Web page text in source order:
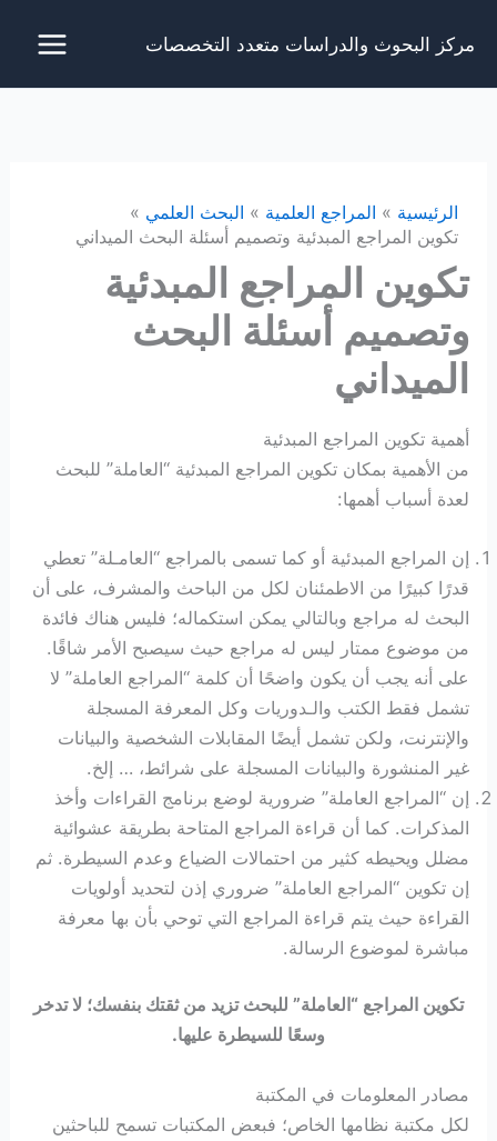
مركز البحوث والدراسات متعدد التخصصات
الرئيسية المراجع العلمية
البحث العلمي
تكوين المراجع المبدئية وتصميم أسئلة البحث الميداني
تكوين المراجع المبدئية
وتصميم أسئلة البحث
الميداني
أهمية تكوين المراجع المبدئية
من الأهمية بمكان تكوين المراجع المبدئية “العاملة” للبحث
لعدة أسباب أهمها:
إن المراجع المبدئية أو كما تسمى بالمراجع “العامـلة” تعطي
قدرًا كبيرًا من الاطمئنان لكل من الباحث والمشرف، على أن
البحث له مراجع وبالتالي يمكن استكماله؛ فليس هناك فائدة
من موضوع ممتار ليس له مراجع حيث سيصبح الأمر شاقًا.
على أنه يجب أن يكون واضحًا أن كلمة “المراجع العاملة” لا
تشمل فقط الكتب والـدوريات وكل المعرفة المسجلة
والإنترنت، ولكن تشمل أيضًا المقابلات الشخصية والبيانات
غير المنشورة والبيانات المسجلة على شرائط، … إلخ.
إن “المراجع العاملة” ضرورية لوضع برنامج القراءات وأخذ
المذكرات. كما أن قراءة المراجع المتاحة بطريقة عشوائية
مضلل ويحيطه كثير من احتمالات الضياع وعدم السيطرة. ثم
إن تكوين “المراجع العاملة” ضروري إذن لتحديد أولويات
القراءة حيث يتم قراءة المراجع التي توحي بأن بها معرفة
مباشرة لموضوع الرسالة.
تكوين المراجع “العاملة” للبحث تزيد من ثقتك بنفسك؛ لا تدخر
وسعًا للسيطرة عليها.
مصادر المعلومات في المكتبة
لكل مكتبة نظامها الخاص؛ فبعض المكتبات تسمح للباحثين